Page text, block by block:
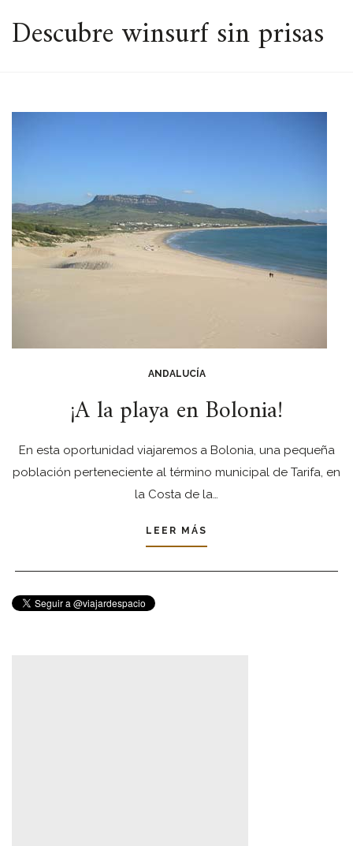
ESPACIO
Descubre winsurf sin prisas
ANDALUCÍA
¡A la playa en Bolonia!
En esta oportunidad viajaremos a Bolonia, una pequeña
población perteneciente al término municipal de Tarifa, en
la Costa de la…
LEER MÁS